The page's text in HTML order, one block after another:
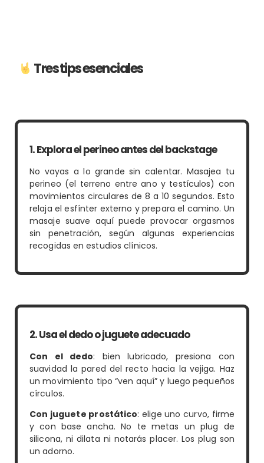
Tres tips esenciales
1. Explora el perineo antes del backstage
No vayas a lo grande sin calentar. Masajea tu
perineo (el terreno entre ano y testículos) con
movimientos circulares de 8 a 10 segundos. Esto
relaja el esfínter externo y prepara el camino. Un
masaje suave aquí puede provocar orgasmos
sin penetración, según algunas experiencias
recogidas en estudios clínicos.
2. Usa el dedo o juguete adecuado
Con el dedo: bien lubricado, presiona con
suavidad la pared del recto hacia la vejiga. Haz
un movimiento tipo “ven aquí” y luego pequeños
círculos.
Con juguete prostático: elige uno curvo, firme
y con base ancha. No te metas un plug de
silicona, ni dilata ni notarás placer. Los plug son
un adorno.